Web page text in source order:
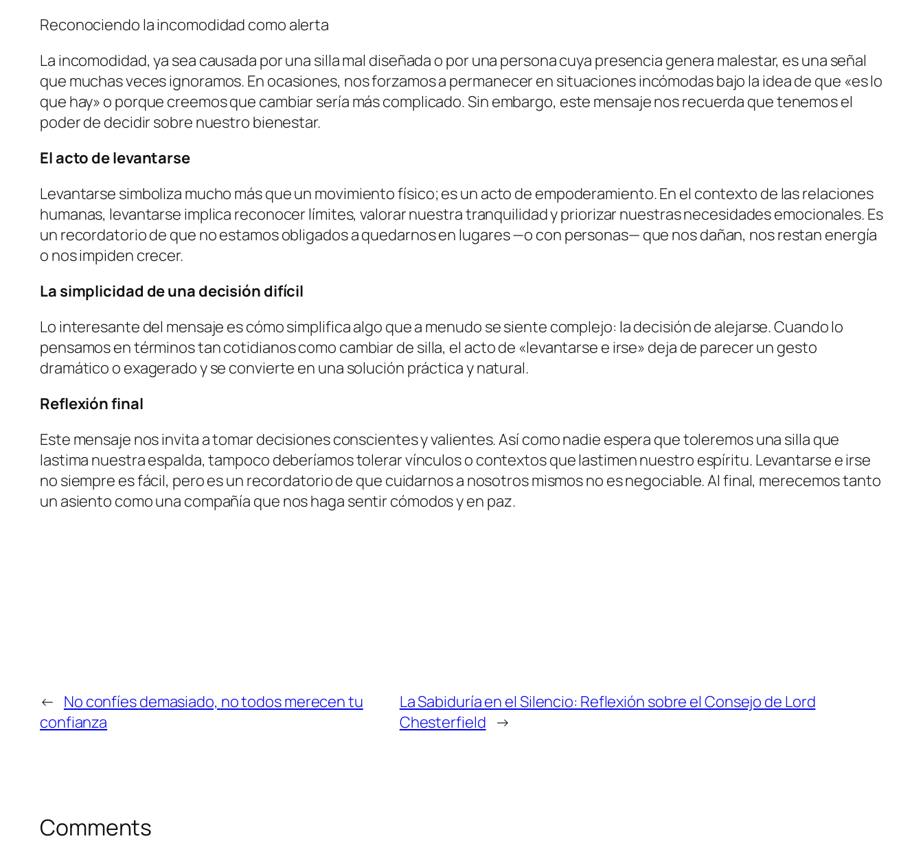
Reconociendo la incomodidad como alerta
La incomodidad, ya sea causada por una silla mal diseñada o por una persona cuya presencia genera malestar, es una señal
que muchas veces ignoramos. En ocasiones, nos forzamos a permanecer en situaciones incómodas bajo la idea de que «es lo
que hay» o porque creemos que cambiar sería más complicado. Sin embargo, este mensaje nos recuerda que tenemos el
poder de decidir sobre nuestro bienestar.
El acto de levantarse
Levantarse simboliza mucho más que un movimiento físico; es un acto de empoderamiento. En el contexto de las relaciones
humanas, levantarse implica reconocer límites, valorar nuestra tranquilidad y priorizar nuestras necesidades emocionales. Es
un recordatorio de que no estamos obligados a quedarnos en lugares —o con personas— que nos dañan, nos restan energía
o nos impiden crecer.
La simplicidad de una decisión difícil
Lo interesante del mensaje es cómo simplifica algo que a menudo se siente complejo: la decisión de alejarse. Cuando lo
pensamos en términos tan cotidianos como cambiar de silla, el acto de «levantarse e irse» deja de parecer un gesto
dramático o exagerado y se convierte en una solución práctica y natural.
Reflexión final
Este mensaje nos invita a tomar decisiones conscientes y valientes. Así como nadie espera que toleremos una silla que
lastima nuestra espalda, tampoco deberíamos tolerar vínculos o contextos que lastimen nuestro espíritu. Levantarse e irse
no siempre es fácil, pero es un recordatorio de que cuidarnos a nosotros mismos no es negociable. Al final, merecemos tanto
un asiento como una compañía que nos haga sentir cómodos y en paz.
← No confíes demasiado, no todos merecen tu
confianza
La Sabiduría en el Silencio: Reflexión sobre el Consejo de Lord
Chesterfield →
Comments